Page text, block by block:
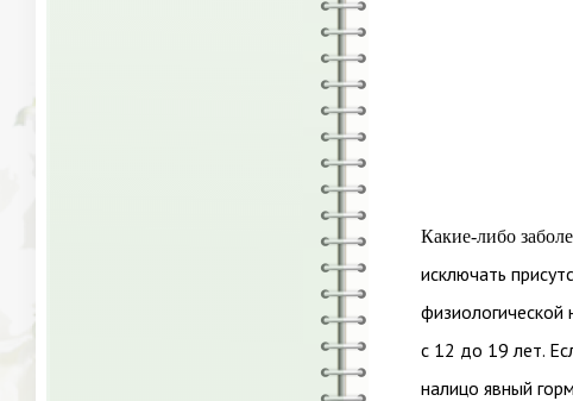
Какие-либо
исключать
с 12 до 19 лет.
налицо явный